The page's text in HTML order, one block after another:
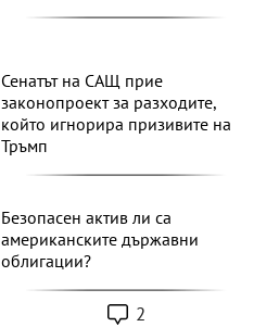
Сенатът на САЩ прие
законопроект за разходите,
който игнорира призивите на
Тръмп
Безопасен актив ли са
американските държавни
облигации?
2